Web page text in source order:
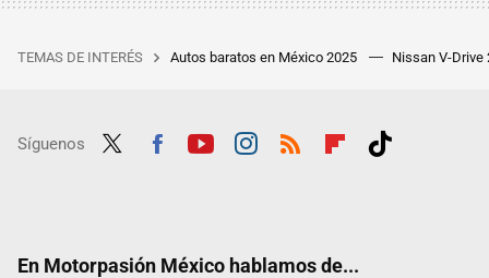
TEMAS DE INTERÉS Autos baratos en México 2025 Nissan V-Drive
Síguenos
En Motorpasión México hablamos de...